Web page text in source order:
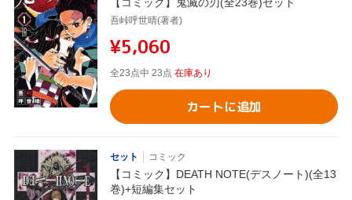
吾峠呼世晴(著者)
¥5,060
全23点中 23点 在庫あり
カートに追加
セット コミック
【コミック】DEATH NOTE(デスノート)(全13
巻)+短編集セット